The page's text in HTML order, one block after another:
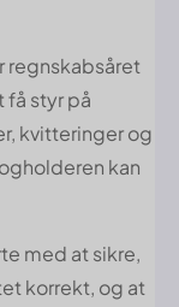
regnskabsåret
få styr på
kvitteringer og
kan
med at sikre,
korrekt, og at